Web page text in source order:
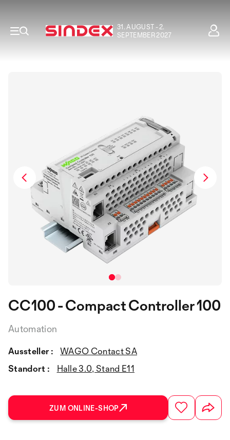
31. AUGUST - 2.
SEPTEMBER 2027
CC100 - Compact Controller 100
Automation
Aussteller :
WAGO Contact SA
Standort :
Halle 3.0, Stand E11
ZUM ONLINE-SHOP